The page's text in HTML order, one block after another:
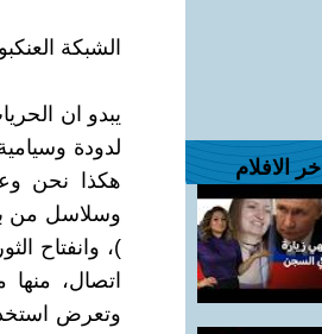
اخر الافلام
الشبكة
يبدو ان
لدودة
هكذا نحن
وسلاسل من
)، وانفتاح
اتصال،
وتعرض